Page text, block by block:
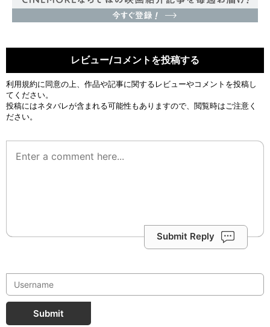
レビュー/コメントを投稿する
利用規約に同意の上、作品や記事に関するレビューやコメントを投稿し
てください。
投稿にはネタバレが含まれる可能性もありますので、閲覧時はご注意く
ださい。
Submit Reply
Submit